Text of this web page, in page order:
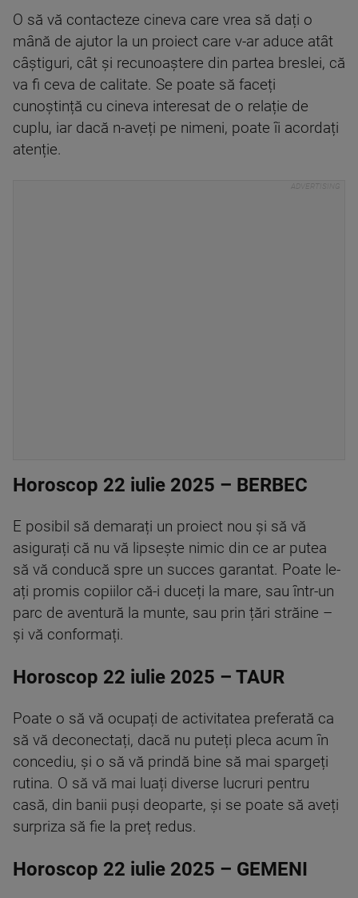
O să vă contacteze cineva care vrea să dați o
mână de ajutor la un proiect care v-ar aduce atât
câștiguri, cât și recunoaștere din partea breslei, că
va fi ceva de calitate. Se poate să faceți
cunoștință cu cineva interesat de o relație de
cuplu, iar dacă n-aveți pe nimeni, poate îi acordați
atenție.
Horoscop 22 iulie 2025 – BERBEC
E posibil să demarați un proiect nou și să vă
asigurați că nu vă lipsește nimic din ce ar putea
să vă conducă spre un succes garantat. Poate le-
ați promis copiilor că-i duceți la mare, sau într-un
parc de aventură la munte, sau prin țări străine –
și vă conformați.
Horoscop 22 iulie 2025 – TAUR
Poate o să vă ocupați de activitatea preferată ca
să vă deconectați, dacă nu puteți pleca acum în
concediu, și o să vă prindă bine să mai spargeți
rutina. O să vă mai luați diverse lucruri pentru
casă, din banii puși deoparte, și se poate să aveți
surpriza să fie la preț redus.
Horoscop 22 iulie 2025 – GEMENI